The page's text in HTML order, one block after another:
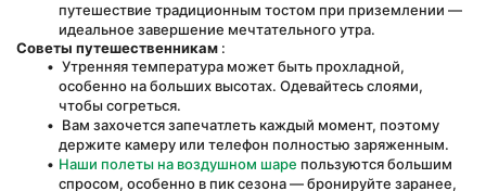
путешествие традиционным тостом при приземлении —
идеальное завершение мечтательного утра.
Советы путешественникам :
Утренняя температура может быть прохладной,
особенно на больших высотах. Одевайтесь слоями,
чтобы согреться.
Вам захочется запечатлеть каждый момент, поэтому
держите камеру или телефон полностью заряженным.
Наши полеты на воздушном шаре пользуются большим
спросом, особенно в пик сезона — бронируйте заранее,